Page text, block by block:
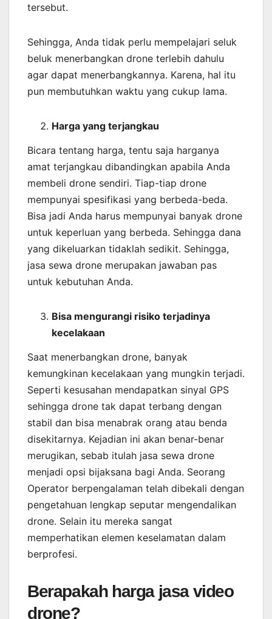
tersebut.
Sehingga, Anda tidak perlu mempelajari seluk
beluk menerbangkan drone terlebih dahulu
agar dapat menerbangkannya. Karena, hal itu
pun membutuhkan waktu yang cukup lama.
Harga yang terjangkau
Bicara tentang harga, tentu saja harganya
amat terjangkau dibandingkan apabila Anda
membeli drone sendiri. Tiap-tiap drone
mempunyai spesifikasi yang berbeda-beda.
Bisa jadi Anda harus mempunyai banyak drone
untuk keperluan yang berbeda. Sehingga dana
yang dikeluarkan tidaklah sedikit. Sehingga,
jasa sewa drone merupakan jawaban pas
untuk kebutuhan Anda.
Bisa mengurangi risiko terjadinya
kecelakaan
Saat menerbangkan drone, banyak
kemungkinan kecelakaan yang mungkin terjadi.
Seperti kesusahan mendapatkan sinyal GPS
sehingga drone tak dapat terbang dengan
stabil dan bisa menabrak orang atau benda
disekitarnya. Kejadian ini akan benar-benar
merugikan, sebab itulah jasa sewa drone
menjadi opsi bijaksana bagi Anda. Seorang
Operator berpengalaman telah dibekali dengan
pengetahuan lengkap seputar mengendalikan
drone. Selain itu mereka sangat
memperhatikan elemen keselamatan dalam
berprofesi.
Berapakah harga jasa video
drone?